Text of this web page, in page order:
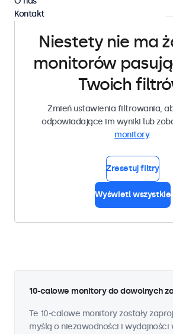
Niestety nie ma
monitorów
Twoich
Zmień ustawienia filtrowania,
odpowiadające im wyniki lub
monitory.
Zresetuj filtry
Wyświetl wszystkie
10-calowe monitory do dowolnych
Te 10-calowe monitory zostały
myślą o niezawodności i wydajności
Kontakt